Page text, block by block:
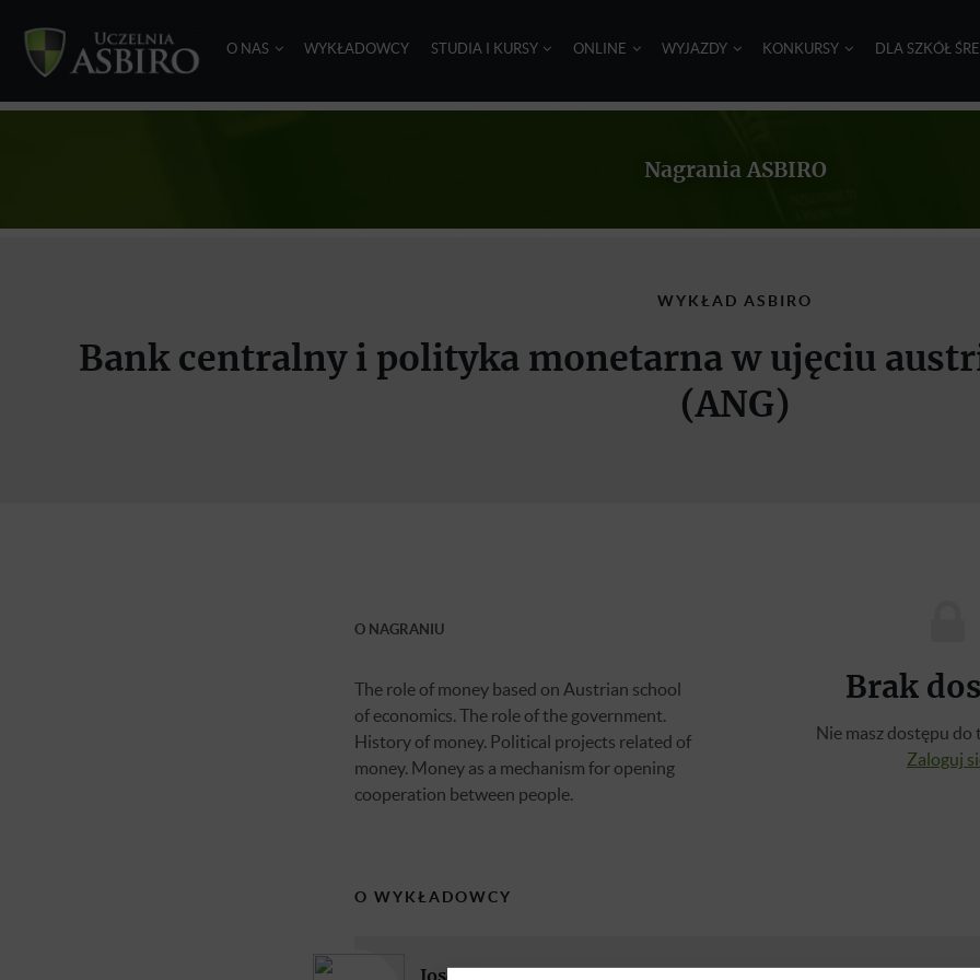
O NAS WYKŁADOWCY STUDIA I KURSY ONLINE WYJAZDY KONKURSY DLA SZKÓŁ
Nagrania ASBIRO
WYKŁAD ASBIRO
Bank centralny i polityka monetarna w ujęciu
(ANG)
O NAGRANIU
The role of money based on Austrian school
of economics. The role of the government.
History of money. Political projects related of
money. Money as a mechanism for opening
cooperation between people.
Brak
Nie masz dostępu do
Zaloguj
O WYKŁADOWCY